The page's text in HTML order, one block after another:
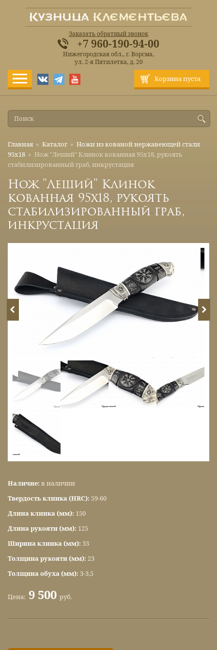
Корзина пуста
Заказать обратный звонок
+7 960-190-94-00
Нижегородская обл., г. Ворсма,
ул. 2-я Пятилетка, д. 20
Главная » Каталог » Ножи из кованой нержавеющей стали
95х18 » Нож "Леший" Клинок кованная 95х18, рукоять
стабилизированный граб, инкрустация
Нож "Леший" Клинок
кованная 95х18, рукоять
стабилизированный граб,
инкрустация
Наличие: в наличии
Твердость клинка (HRC): 59-60
Длина клинка (мм): 150
Длина рукояти (мм): 125
Ширина клинка (мм): 33
Толщина рукояти (мм): 23
Толщина обуха (мм): 3-3,5
Цена: 9 500 руб.